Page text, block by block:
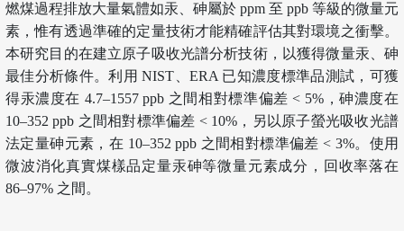
燃煤過程排放大量氣體如汞、砷屬於 ppm 至 ppb 等級的微量元
素，惟有透過準確的定量技術才能精確評估其對環境之衝擊。
本研究目的在建立原子吸收光譜分析技術，以獲得微量汞、砷
最佳分析條件。利用 NIST、ERA 已知濃度標準品測試，可獲
得汞濃度在 4.7–1557 ppb 之間相對標準偏差 < 5%，砷濃度在
10–352 ppb 之間相對標準偏差 < 10%，另以原子螢光吸收光譜
法定量砷元素，在 10–352 ppb 之間相對標準偏差 < 3%。使用
微波消化真實煤樣品定量汞砷等微量元素成分，回收率落在
86–97% 之間。